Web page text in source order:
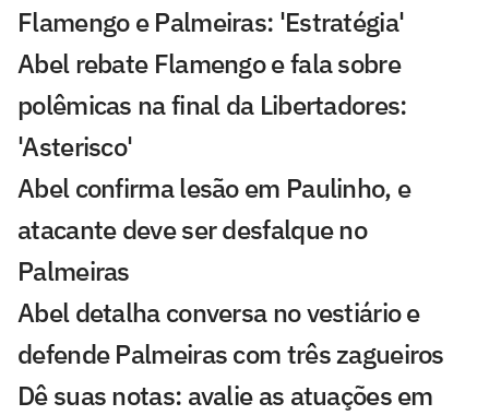
Flamengo e Palmeiras: 'Estratégia'
Abel rebate Flamengo e fala sobre
polêmicas na final da Libertadores:
'Asterisco'
Abel confirma lesão em Paulinho, e
atacante deve ser desfalque no
Palmeiras
Abel detalha conversa no vestiário e
defende Palmeiras com três zagueiros
Dê suas notas: avalie as atuações em